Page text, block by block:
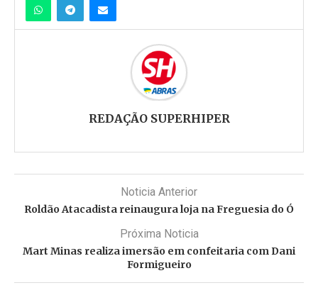
REDAÇÃO SUPERHIPER
Noticia Anterior
Roldão Atacadista reinaugura loja na Freguesia do Ó
Próxima Noticia
Mart Minas realiza imersão em confeitaria com Dani
Formigueiro